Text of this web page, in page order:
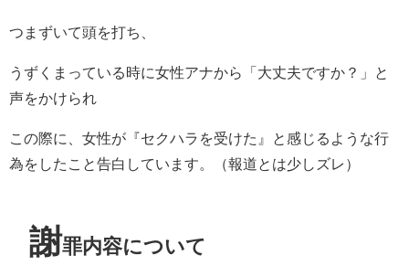
つまずいて頭を打ち、
うずくまっている時に女性アナから「大丈夫ですか？」と
声をかけられ
この際に、女性が『セクハラを受けた』と感じるような行
為をしたこと告白しています。（報道とは少しズレ）
謝罪内容について